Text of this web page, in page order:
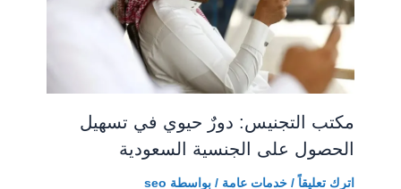
مكتب التجنيس: دورٌ حيوي في تسهيل
الحصول على الجنسية السعودية
اترك تعليقاً / خدمات عامة / بواسطة seo